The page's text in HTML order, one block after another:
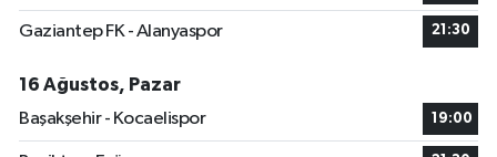
Gaziantep FK - Alanyaspor 21:30
16 Ağustos, Pazar
Başakşehir - Kocaelispor
19:00